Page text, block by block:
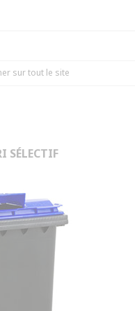
SÉLECTIF